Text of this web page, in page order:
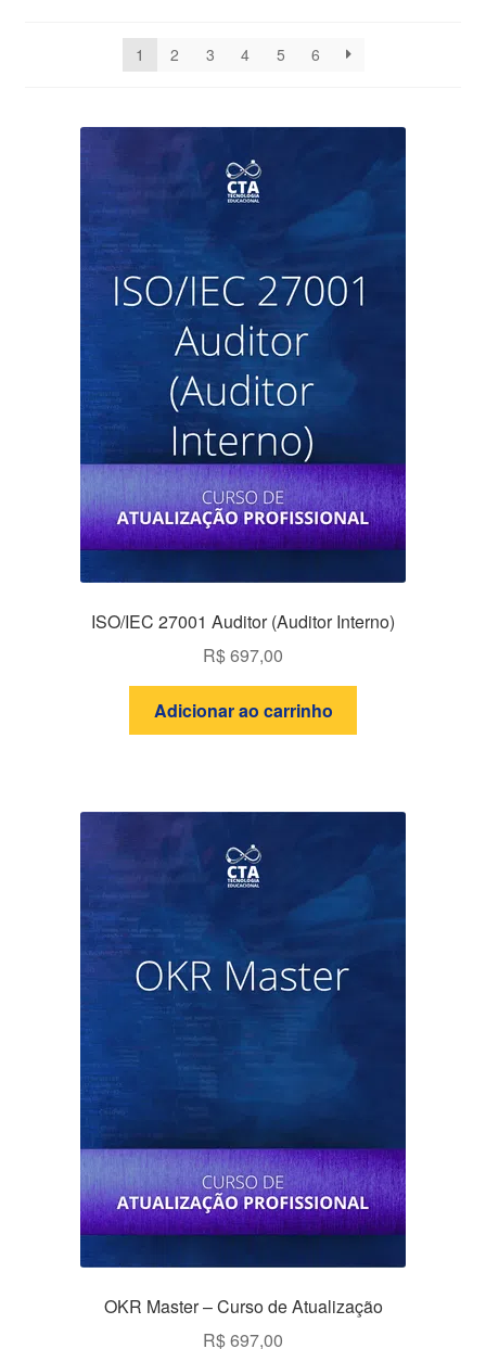
alto
1 2 3 4 5 6
ISO/IEC 27001 Auditor (Auditor Interno)
R$697,00
Adicionar ao carrinho
OKR Master – Curso de Atualização
R$697,00